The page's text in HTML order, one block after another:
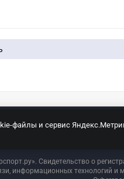
Свидетельство о
информационных технологий
файлы и сервис